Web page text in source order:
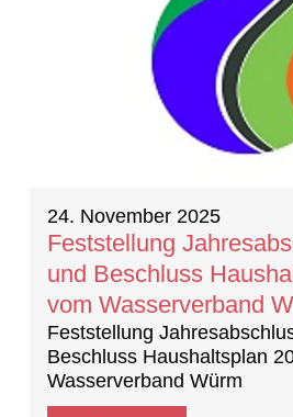
24. November 2025
Feststellung
und Beschluss
vom Wasserverband
Feststellung
Beschluss Haushaltsplan
Wasserverband Würm